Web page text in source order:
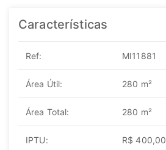
Características
Ref: MI11881
Área Útil: 280 m²
Área Total: 280 m²
IPTU: R$ 400,00